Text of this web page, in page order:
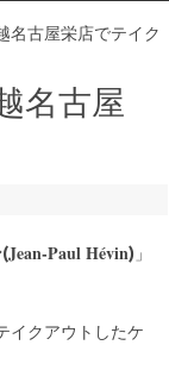
名古屋栄店でテイク
名古屋
(Jean-Paul Hévin) 」
イクアウトしたケ